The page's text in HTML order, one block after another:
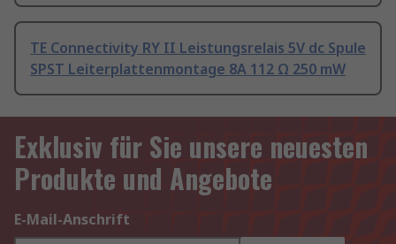
TE Connectivity RY II Leistungsrelais 5V dc Spule
SPST Leiterplattenmontage 8A 112 Ω 250 mW
Exklusiv für Sie unsere neuesten
Produkte und Angebote
E-Mail-Anschrift